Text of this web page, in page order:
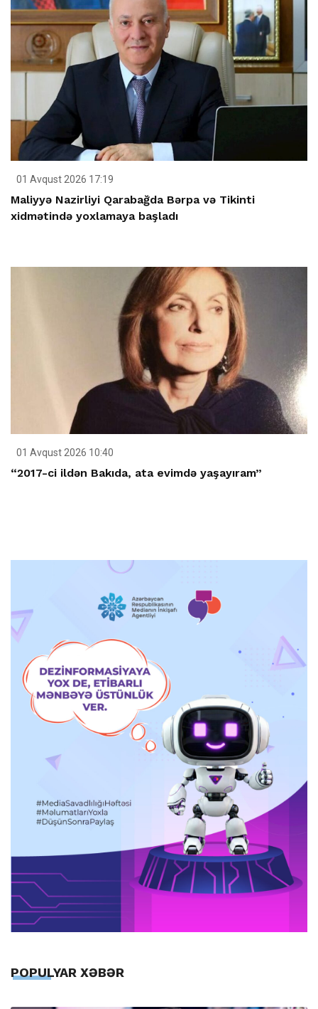
01 Avqust 2026 17:19
Maliyyə Nazirliyi Qarabağda Bərpa və Tikinti
xidmətində yoxlamaya başladı
01 Avqust 2026 10:40
“2017-ci ildən Bakıda, ata evimdə yaşayıram”
POPULYAR XƏBƏR